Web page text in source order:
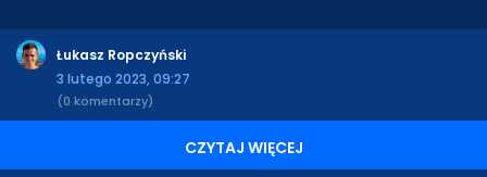
Łukasz Ropczyński
3 lutego 2023, 09:27
(0 komentarzy)
CZYTAJ WIĘCEJ